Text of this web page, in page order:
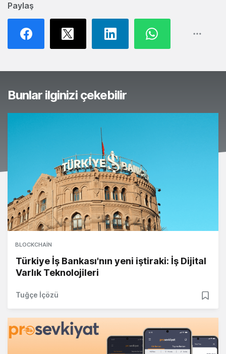
Paylaş
Bunlar ilginizi çekebilir
BLOCKCHAIN
Türkiye İş Bankası'nın yeni iştiraki: İş Dijital
Varlık Teknolojileri
Tuğçe İçözü